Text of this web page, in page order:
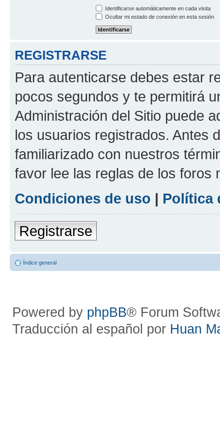
Identificarse automáticamente en cada visita
Ocultar mi estado de conexión en esta sesión
REGISTRARSE
Para autenticarse debes estar
pocos segundos y te permitirá
Administración del Sitio puede
los usuarios registrados. Antes
familiarizado con nuestros
favor lee las reglas de los foros
Condiciones de uso | Política
Registrarse
Índice general
Powered by phpBB® Forum
Traducción al español por Huan